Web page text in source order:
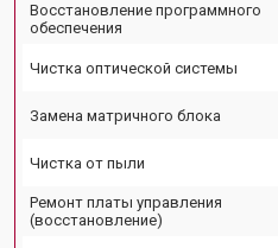
Восстановление программного
обеспечения
Чистка оптической системы
Замена матричного блока
Чистка от пыли
Ремонт платы управления
(восстановление)